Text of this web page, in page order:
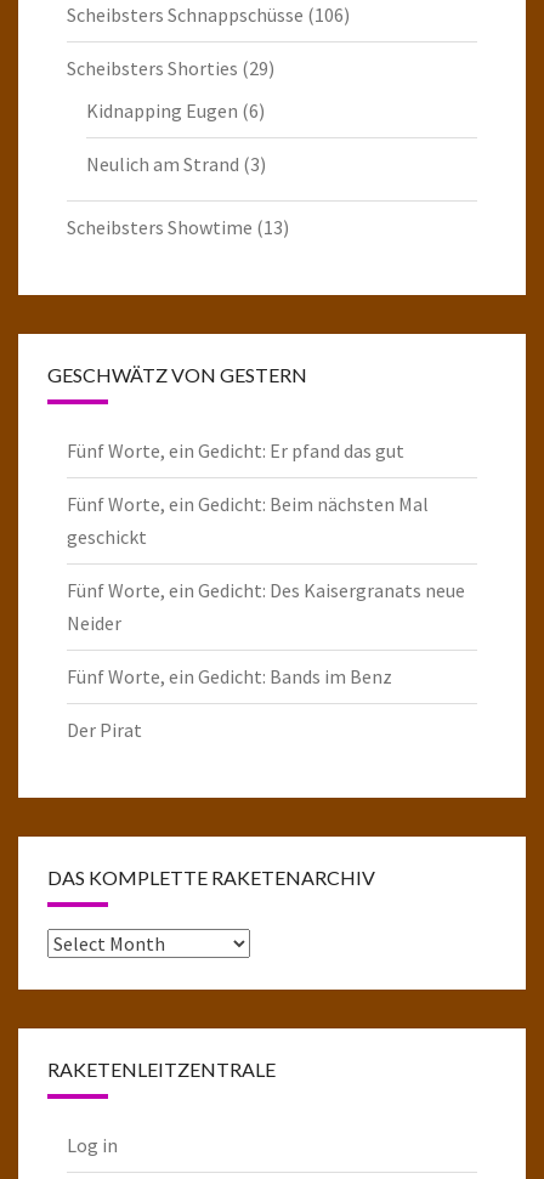
Scheibsters Schnappschüsse (106)
Scheibsters Shorties (29)
Kidnapping Eugen (6)
Neulich am Strand (3)
Scheibsters Showtime (13)
GESCHWÄTZ VON GESTERN
Fünf Worte, ein Gedicht: Er pfand das gut
Fünf Worte, ein Gedicht: Beim nächsten Mal
geschickt
Fünf Worte, ein Gedicht: Des Kaisergranats neue
Neider
Fünf Worte, ein Gedicht: Bands im Benz
Der Pirat
DAS KOMPLETTE RAKETENARCHIV
Das
RAKETENLEITZENTRALE
Log in